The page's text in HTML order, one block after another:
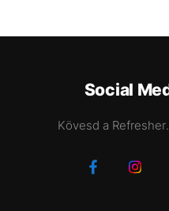
Social
Kövesd a